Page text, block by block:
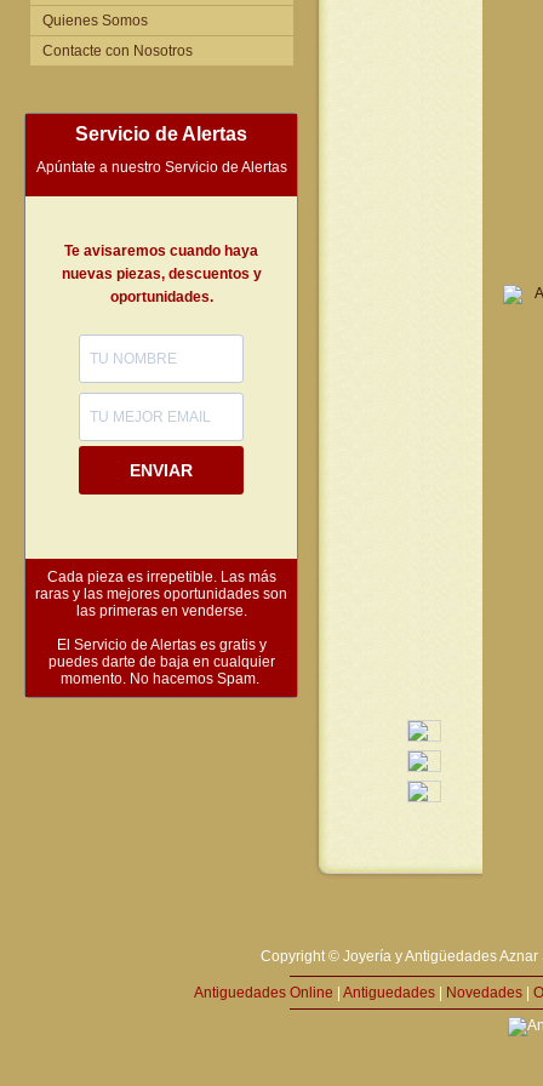
Quienes Somos
Contacte con Nosotros
Servicio de Alertas
Apúntate a nuestro Servicio de Alertas
Te avisaremos cuando haya
nuevas piezas, descuentos y
oportunidades.
ENVIAR
Cada pieza es irrepetible. Las más
raras y las mejores oportunidades son
las primeras en venderse.
El Servicio de Alertas es gratis y
puedes darte de baja en cualquier
momento. No hacemos Spam.
Copyright © Joyería y Antigüedades
Antiguedades Online Antiguedades Novedades